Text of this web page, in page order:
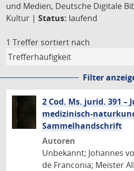
und Medien, Deutsche Digitale
Kultur | Status: laufend
1 Treffer sortiert nach
Filter
2 Cod. Ms. jurid. 391 –
medizinisch-
Sammelhandschrift
Autoren
Unbekannt; Johannes
de Franconia; Meister